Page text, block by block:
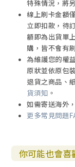
特殊情況，將
線上刷卡金額
立即扣款，待
額即為出貨單
購，皆不會有
為維護您的權
原狀並依原包
退貨之商品、
貨須知 。
如需寄送海外
更多常見問題
你可能也會喜